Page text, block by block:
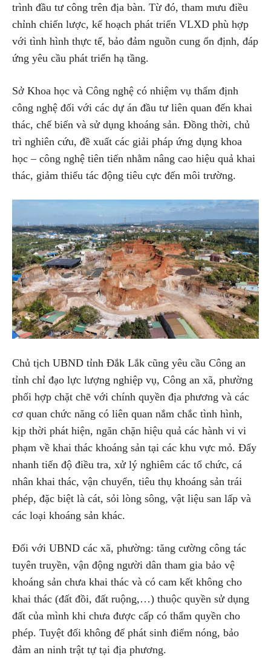
trình đầu tư công trên địa bàn. Từ đó, tham mưu điều
chỉnh chiến lược, kế hoạch phát triển VLXD phù hợp
với tình hình thực tế, bảo đảm nguồn cung ổn định, đáp
ứng yêu cầu phát triển hạ tầng.
Sở Khoa học và Công nghệ có nhiệm vụ thẩm định
công nghệ đối với các dự án đầu tư liên quan đến khai
thác, chế biến và sử dụng khoáng sản. Đồng thời, chủ
trì nghiên cứu, đề xuất các giải pháp ứng dụng khoa
học – công nghệ tiên tiến nhằm nâng cao hiệu quả khai
thác, giảm thiểu tác động tiêu cực đến môi trường.
Chủ tịch UBND tỉnh Đắk Lắk cũng yêu cầu Công an
tỉnh chỉ đạo lực lượng nghiệp vụ, Công an xã, phường
phối hợp chặt chẽ với chính quyền địa phương và các
cơ quan chức năng có liên quan nắm chắc tình hình,
kịp thời phát hiện, ngăn chặn hiệu quả các hành vi vi
phạm về khai thác khoáng sản tại các khu vực mỏ. Đẩy
nhanh tiến độ điều tra, xử lý nghiêm các tổ chức, cá
nhân khai thác, vận chuyển, tiêu thụ khoáng sản trái
phép, đặc biệt là cát, sỏi lòng sông, vật liệu san lấp và
các loại khoáng sản khác.
Đối với UBND các xã, phường: tăng cường công tác
tuyên truyền, vận động người dân tham gia bảo vệ
khoáng sản chưa khai thác và có cam kết không cho
khai thác (đất đồi, đất ruộng,…) thuộc quyền sử dụng
đất của mình khi chưa được cấp có thẩm quyền cho
phép. Tuyệt đối không để phát sinh điểm nóng, bảo
đảm an ninh trật tự tại địa phương.